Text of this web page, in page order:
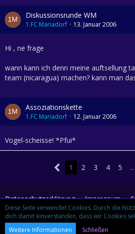
Diskussionsrunde WM
1.FC Mariadorf 13. Januar 2006
Hi , ne frage
wann kann ich denn meine auftsellung
team (nicaragua) machen? kann man
Assoziationskette
1.FC Mariadorf 12. Januar 2006
Vogel-scheisse! *Pfui*
1 2 3 4 5 …
Datenschutzerklärung Impressum
Community-Software:
Diese Seite verwendet Cookies. Durch die
dich damit einverstanden, dass wir Cookies
Weitere Informationen
Schließen